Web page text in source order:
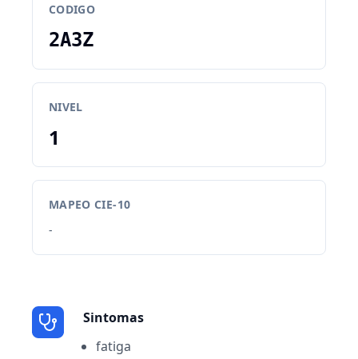
CODIGO
2A3Z
NIVEL
1
MAPEO CIE-10
-
Sintomas
fatiga